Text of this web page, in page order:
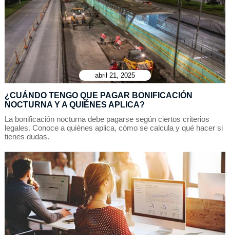
abril 21, 2025
¿CUÁNDO TENGO QUE PAGAR BONIFICACIÓN
NOCTURNA Y A QUIÉNES APLICA?
La bonificación nocturna debe pagarse según ciertos criterios
legales. Conoce a quiénes aplica, cómo se calcula y qué hacer si
tienes dudas.